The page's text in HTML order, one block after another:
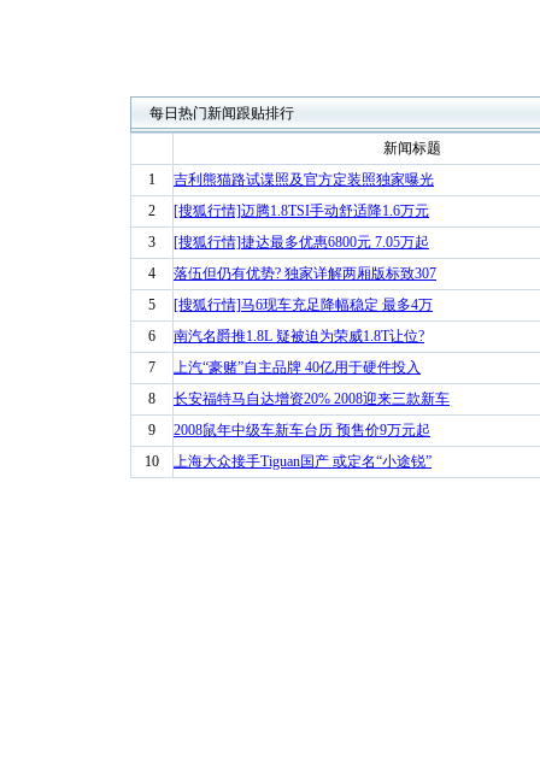
每日热门新闻跟贴排行
新闻标题
1
吉利熊猫路试谍照及官方定装照独家曝光
2
[搜狐行情]迈腾1.8TSI手动舒适降1.6万元
3
[搜狐行情]捷达最多优惠6800元 7.05万起
4
落伍但仍有优势? 独家详解两厢版标致307
5
[搜狐行情]马6现车充足降幅稳定 最多4万
6
南汽名爵推1.8L 疑被迫为荣威1.8T让位?
7
上汽“豪赌”自主品牌 40亿用于硬件投入
8
长安福特马自达增资20% 2008迎来三款新车
9
2008鼠年中级车新车台历 预售价9万元起
10
上海大众接手Tiguan国产 或定名“小途锐”